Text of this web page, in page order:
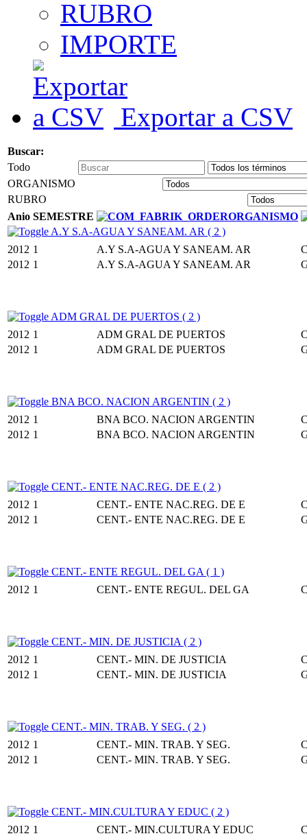
RUBRO
IMPORTE
Exportar a CSV
Buscar:
Todo
ORGANISMO
RUBRO
Anio SEMESTRE
ORGANISMO
A.Y S.A-AGUA Y SANEAM. AR ( 2 )
2012 1 A.Y S.A-AGUA Y SANEAM. AR
2012 1 A.Y S.A-AGUA Y SANEAM. AR
ADM GRAL DE PUERTOS ( 2 )
2012 1 ADM GRAL DE PUERTOS
2012 1 ADM GRAL DE PUERTOS
BNA BCO. NACION ARGENTIN ( 2 )
2012 1 BNA BCO. NACION ARGENTIN
2012 1 BNA BCO. NACION ARGENTIN
CENT.- ENTE NAC.REG. DE E ( 2 )
2012 1 CENT.- ENTE NAC.REG. DE E
2012 1 CENT.- ENTE NAC.REG. DE E
CENT.- ENTE REGUL. DEL GA ( 1 )
2012 1 CENT.- ENTE REGUL. DEL GA
CENT.- MIN. DE JUSTICIA ( 2 )
2012 1 CENT.- MIN. DE JUSTICIA
2012 1 CENT.- MIN. DE JUSTICIA
CENT.- MIN. TRAB. Y SEG. ( 2 )
2012 1 CENT.- MIN. TRAB. Y SEG.
2012 1 CENT.- MIN. TRAB. Y SEG.
CENT.- MIN.CULTURA Y EDUC ( 2 )
2012 1 CENT.- MIN.CULTURA Y EDUC